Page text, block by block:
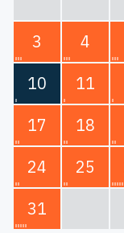
3
4
10
11
17
18
24
25
31